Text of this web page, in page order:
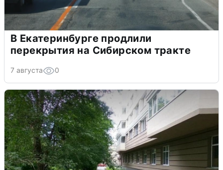
В Екатеринбурге продлили
перекрытия на Сибирском тракте
7 августа 0